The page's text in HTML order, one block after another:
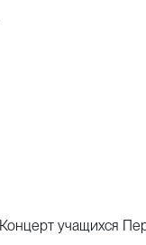
Концерт учащихся